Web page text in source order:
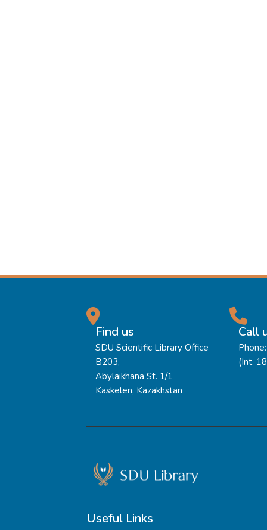
Find us
SDU Scientific Library Office
B203,
Abylaikhana St. 1/1
Kaskelen, Kazakhstan
Call
(Int.
Useful Links